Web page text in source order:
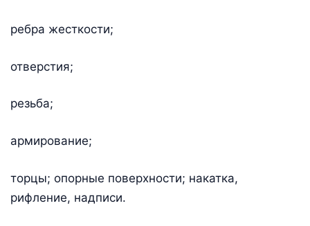
ребра жесткости;
отверстия;
резьба;
армирование;
торцы; опорные поверхности; накатка,
рифление, надписи.